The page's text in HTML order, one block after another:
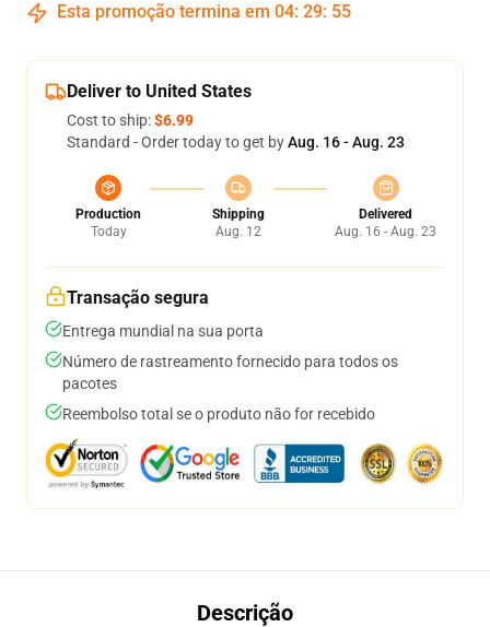
Esta promoção termina em 04: 29: 54
Deliver to United States
Cost to ship:$6.99
Standard - Order today to get byAug. 16 - Aug. 23
Production
Today
Shipping
Aug. 12
Delivered
Aug. 16 - Aug. 23
Transação segura
Entrega mundial na sua porta
Número de rastreamento fornecido para todos os
pacotes
Reembolso total se o produto não for recebido
Descrição